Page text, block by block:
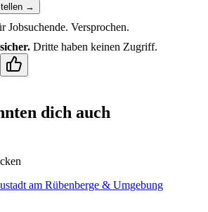
→
Jobsuchende. Versprochen.
Dritte haben keinen Zugriff.
dich auch
am Rübenberge & Umgebung